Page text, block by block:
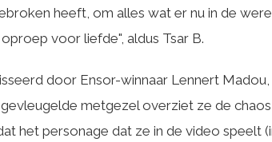
heeft, om alles wat er nu in de
voor liefde", aldus Tsar B.
door Ensor-winnaar Lennert
metgezel overziet ze de
het personage dat ze in de video speelt